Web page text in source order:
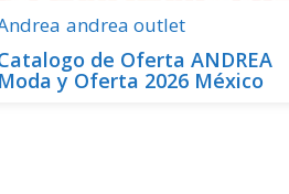
andrea outlet
de Oferta ANDREA
Moda y Oferta 2026 México